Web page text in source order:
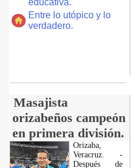
educativa.
Entre lo utópico y lo
verdadero.
Masajista
orizabeños campeón
en primera división.
Orizaba,
Veracruz. -
Después de